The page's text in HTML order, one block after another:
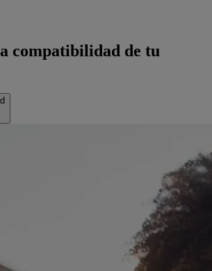
compatibilidad de tu